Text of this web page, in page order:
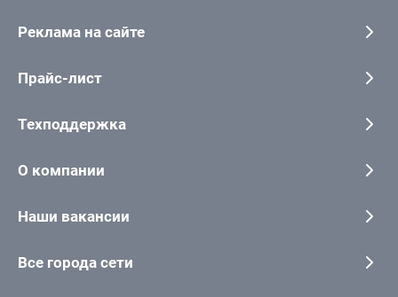
Реклама на сайте
Прайс-лист
Техподдержка
О компании
Наши вакансии
Все города сети